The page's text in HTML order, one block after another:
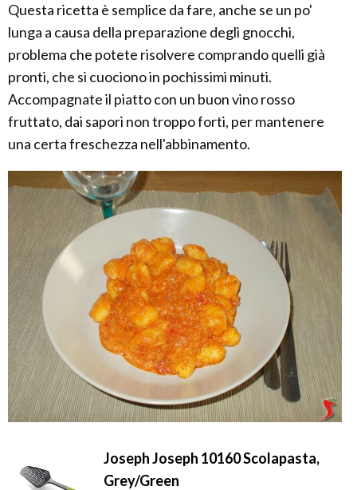
Questa ricetta è semplice da fare, anche se un po'
lunga a causa della preparazione degli gnocchi,
problema che potete risolvere comprando quelli già
pronti, che si cuociono in pochissimi minuti.
Accompagnate il piatto con un buon vino rosso
fruttato, dai sapori non troppo forti, per mantenere
una certa freschezza nell'abbinamento.
Joseph Joseph 10160 Scolapasta,
Grey/Green